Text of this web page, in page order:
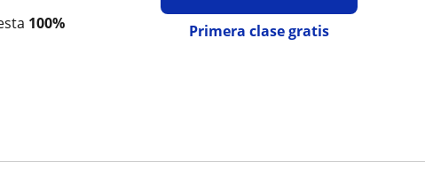
Primera clase gratis
100%